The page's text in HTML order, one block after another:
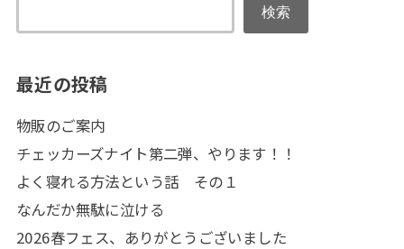
検索
最近の投稿
物販のご案内
チェッカーズナイト第二弾、やります！！
よく寝れる方法という話 その１
なんだか無駄に泣ける
2026春フェス、ありがとうございました